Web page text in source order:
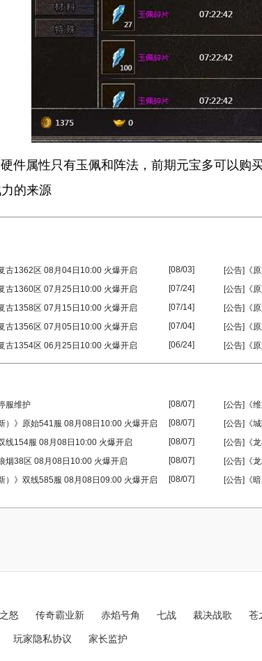
属性只有玉佩和阵法，前期元宝多可以购
的来源
古1362区 08月04日10:00 火爆开启 [08/03] [公告]《
古1360区 07月25日10:00 火爆开启
[07/24] [公告]《
古1358区 07月15日10:00 火爆开启
[07/14] [公告]《
古1356区 07月05日10:00 火爆开启
[07/04] [公告]《
古1354区 06月25日10:00 火爆开启
[06/24] [公告]《
服维护 [08/07] [公告]《
）》原始541服 08月08日10:00 火爆开启
[08/07] [公告]《
线154服 08月08日10:00 火爆开启
[08/07] [公告]《
烟38区 08月08日10:00 火爆开启
[08/07] [公告]《
）》双线585服 08月08日09:00 火爆开启
[08/07] [公告]《
怒 传奇霸业新 赤焰号角 七战 裁决战歌 苍
玩家隐私协议 家长监护